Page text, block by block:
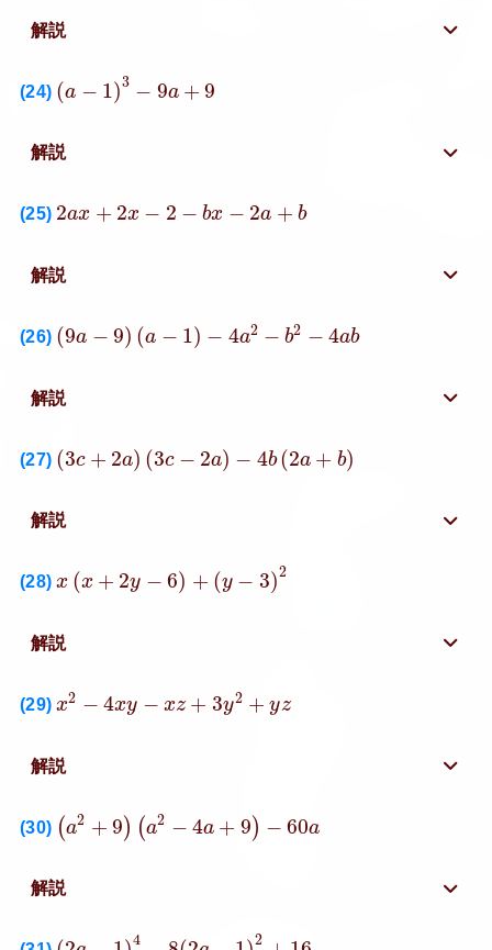
解説
(24) (a − 1 )3 − 9a + 9
( 3 −
解説
(25) 2ax + 2x − 2 − bx − 2a + b
2ax + x− b 2a b
解説
(26) (9a − 9) (a − 1) − 4a2 − b2 − 4ab
(9 )(a− −4 −b 2 4ab
解説
(27) (3c + 2a) (3c − 2a) − 4b (2a + b)
(3 + 2a ( 3c− )− 4 2a +b
解説
(28) x (x + 2y − 6) + (y − 3)2
x y )2
解説
(29) x2 − 4xy − xz + 3y2 + yz
2 x y2 + z
解説
(30) (a2 + 9) (a2 − 4a + 9) − 60a
(a 2 9)( a2 − + 60
解説
4 2
( 4− a +16